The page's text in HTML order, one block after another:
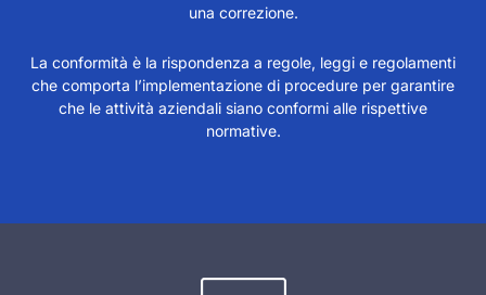
una correzione.
La conformità è la rispondenza a regole, leggi e regolamenti
che comporta l’implementazione di procedure per garantire
che le attività aziendali siano conformi alle rispettive
normative.